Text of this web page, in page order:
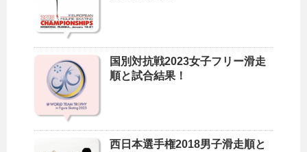
国別対抗戦2023女子フリー滑走
順と試合結果！
西日本選手権2018男子滑走順と